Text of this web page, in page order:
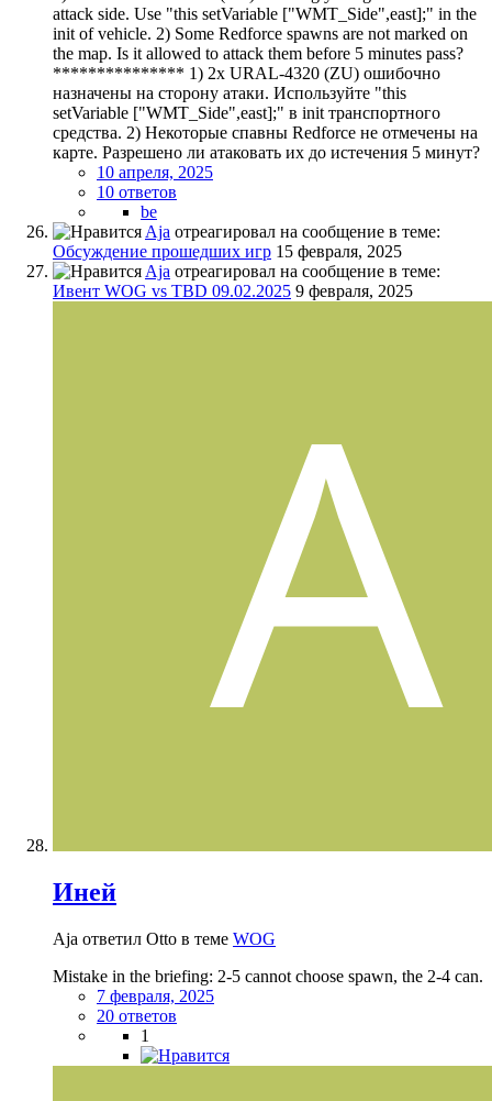
attack side. Use "this setVariable ["WMT_Side",east];" in the
init of vehicle. 2) Some Redforce spawns are not marked on
the map. Is it allowed to attack them before 5 minutes pass?
*************** 1) 2x URAL-4320 (ZU) ошибочно
назначены на сторону атаки. Используйте "this
setVariable ["WMT_Side",east];" в init транспортного
средства. 2) Некоторые спавны Redforce не отмечены на
карте. Разрешено ли атаковать их до истечения 5 минут?
10 апреля, 2025
10 ответов
be
Aja отреагировал на сообщение в теме:
Обсуждение прошедших игр 15 февраля, 2025
Aja отреагировал на сообщение в теме:
Ивент WOG vs TBD 09.02.2025 9 февраля, 2025
Иней
Aja ответил Otto в теме WOG
Mistake in the briefing: 2-5 cannot choose spawn, the 2-4 can.
7 февраля, 2025
20 ответов
1